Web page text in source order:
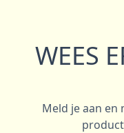
WEES
Meld je aan en